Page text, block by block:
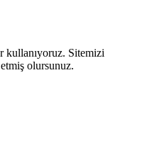
kullanıyoruz. Sitemizi
olursunuz.